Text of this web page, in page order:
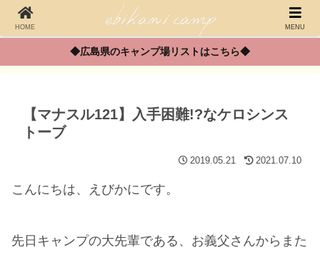
◆広島県のキャンプ場リストはこちら◆
【マナスル121】入手困難!?なケロシンス
トーブ
2019.05.21 2021.07.10
こんにちは、えびかにです。
先日キャンプの大先輩である、お義父さんからまた
HOME MENU